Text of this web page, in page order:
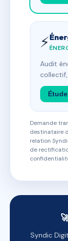
⚡
Audit
Demande
destinataire
relation
de
Syndic